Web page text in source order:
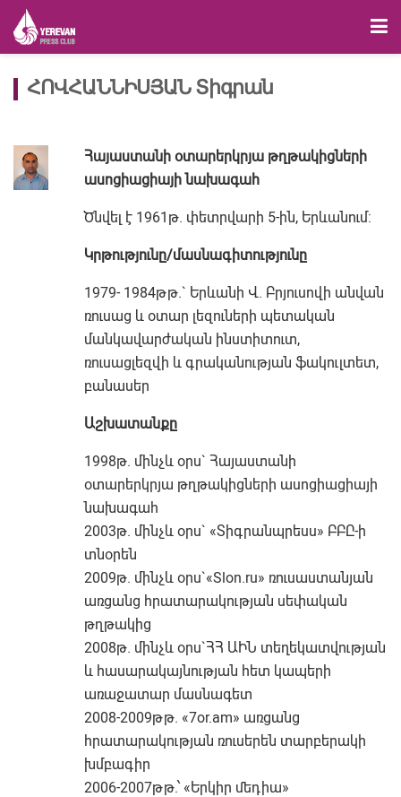
ՀՈՎՀԱՆՆԻՍՅԱՆ Տիգրան
Հայաստանի օտարերկրյա թղթակիցների
ասոցիացիայի նախագահ
Ծնվել է 1961թ. փետրվարի 5-ին, Երևանում:
Կրթությունը/մասնագիտությունը
1979- 1984թթ.` Երևանի Վ. Բրյուսովի անվան
ռուսաց և օտար լեզուների պետական
մանկավարժական ինստիտուտ,
ռուսացլեզվի և գրականության ֆակուլտետ,
բանասեր
Աշխատանքը
1998թ. մինչև օրս` Հայաստանի
օտարերկրյա թղթակիցների ասոցիացիայի
նախագահ
2003թ. մինչև օրս` «Տիգրանպրեսս» ԲԲԸ-ի
տնօրեն
2009թ. մինչև օրս`«Slon.ru» ռուսաստանյան
առցանց հրատարակության սեփական
թղթակից
2008թ. մինչև օրս`ՀՀ ԱԻՆ տեղեկատվության
և հասարակայնության հետ կապերի
առաջատար մասնագետ
2008-2009թթ. «7or.am» առցանց
հրատարակության ռուսերեն տարբերակի
խմբագիր
2006-2007թթ.՝ «Երկիր մեդիա»